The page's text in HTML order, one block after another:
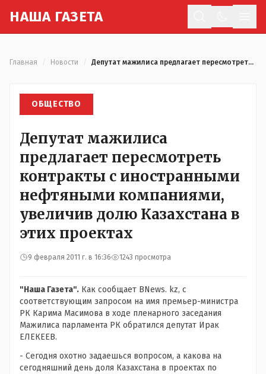
НАША ГАЗЕТА
Главная Новости Депутат мажилиса предлагает пересмотреть контракты с иностранными нефтяными компаниями, увеличив долю Казахстана в этих проектах
ОБЩЕСТВО
Депутат мажилиса
предлагает пересмотреть
контракты с иностранными
нефтяными компаниями,
увеличив долю Казахстана в
этих проектах
9 февраля 2011 г. в 16:36 1243 просмотра
"Наша Газета". Как сообщает BNews. kz, с
соответствующим запросом на имя премьер-министра
РК Карима Масимова в ходе пленарного заседания
Мажилиса парламента РК обратился депутат Ирак
ЕЛЕКЕЕВ.
- Сегодня охотно задаешься вопросом, а какова на
сегодняшний день доля Казахстана в проектах по